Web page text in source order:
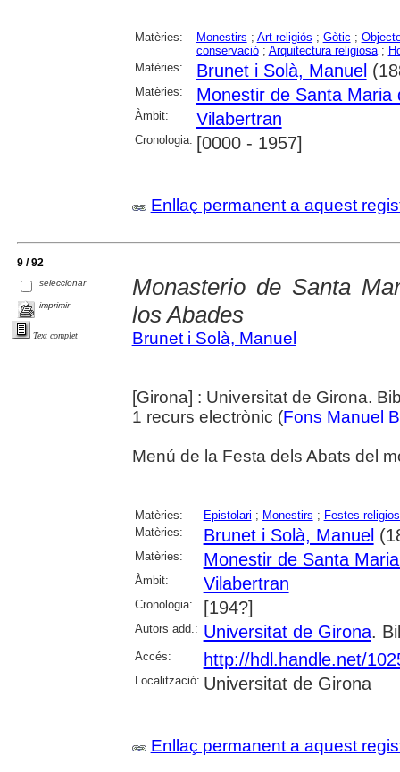
Matèries: Monestirs ; Art religiós ; Gòtic ;
conservació; Arquitectura religiosa;
Matèries:
Brunet i Solà, Manuel
Matèries: Monestir de Santa Maria
Àmbit: Vilabertran
Cronologia: [0000 - 1957]
Enllaç permanent a aquest
9 / 92
seleccionar
imprimir
Text complet
Monasterio de Santa
los Abades
Brunet i Solà, Manuel
[Girona] : Universitat de Girona.
1 recurs electrònic (Fons Manuel
Menú de la Festa dels Abats del
Matèries: Epistolari ; Monestirs ; Festes
Matèries:
Brunet i Solà, Manuel
Matèries: Monestir de Santa
Àmbit: Vilabertran
Cronologia: [194?]
Autors add.: Universitat de Girona.
Accés: http://hdl.handle.net/
Localització: Universitat de Girona
Enllaç permanent a aquest